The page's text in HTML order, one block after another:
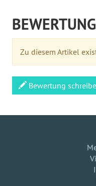
Zu diesem Artikel
Bewertung